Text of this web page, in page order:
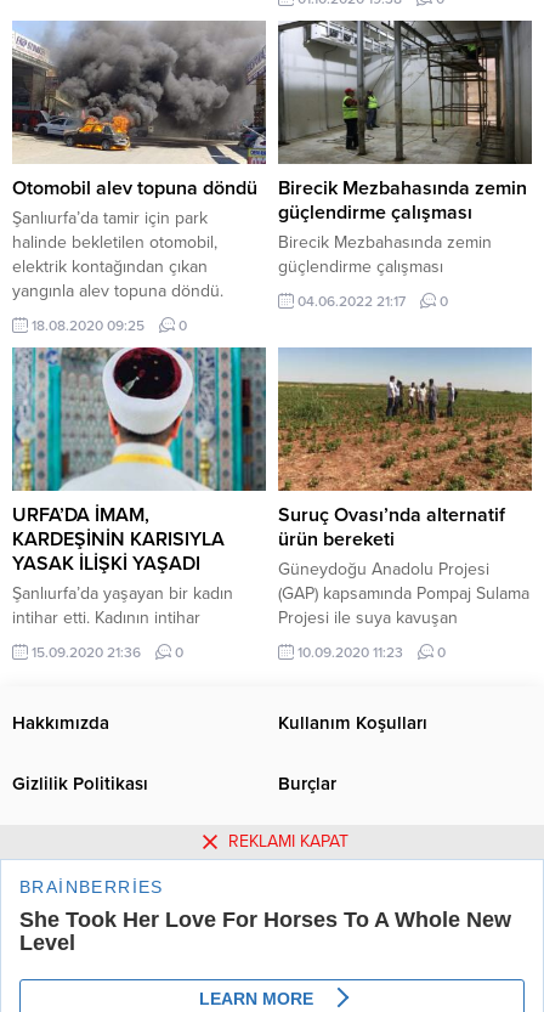
Otomobil alev topuna döndü
Şanlıurfa’da tamir için park
halinde bekletilen otomobil,
elektrik kontağından çıkan
yangınla alev topuna döndü.
18.08.2020 09:25 0
Birecik Mezbahasında zemin
güçlendirme çalışması
Birecik Mezbahasında zemin
güçlendirme çalışması
04.06.2022 21:17 0
URFA’DA İMAM,
KARDEŞİNİN KARISIYLA
YASAK İLİŞKİ YAŞADI
Şanlıurfa’da yaşayan bir kadın
intihar etti. Kadının intihar
etmesinin sebebi ise imam olan
kocasının eltisi ile ilişki yaşaması
15.09.2020 21:36 0
Suruç Ovası’nda alternatif
ürün bereketi
Güneydoğu Anadolu Projesi
(GAP) kapsamında Pompaj Sulama
Projesi ile suya kavuşan
Şanlıurfa’nın Suruç ilçesinde, hem
ürün çeşitliliği hem de verimin
yetiştirmeye yönlendirdi. Suruç
Ovası'nda bu yıl ilk defa fasulye
10.09.2020 11:23 0
Hakkımızda Kullanım Koşulları
Gizlilik Politikası Burçlar
Künye
Urfa Postası Haber Sitesi
REKLAMI KAPAT